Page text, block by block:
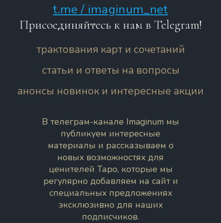
t.me / imaginum_net
Присоединяйтесь к нам в Telegram!
трактования карт и сочетаний
статьи и ответы на вопросы
анонсы новинок и интересные акции
В телеграм-канале Imaginum мы
публикуем интересные
материалы и рассказываем о
новых возможностях для
ценителей Таро, которые мы
регулярно добавляем на сайт и
специальных предложениях
эксклюзивно для наших
подписчиков.